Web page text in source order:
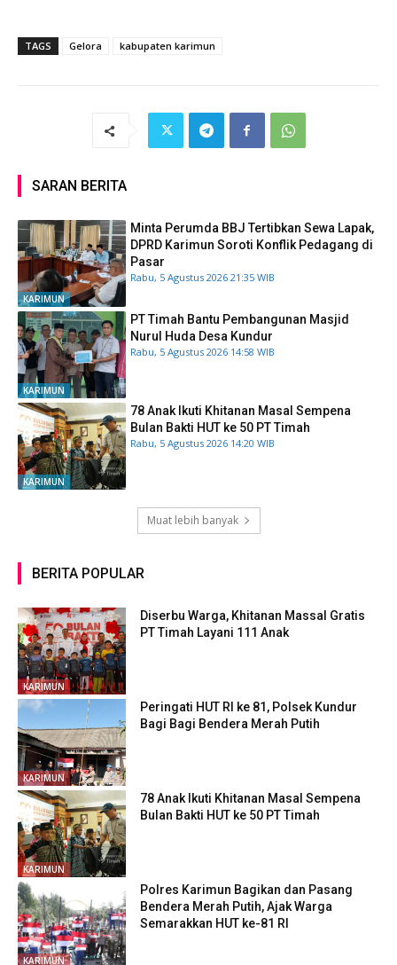
TAGS Gelora kabupaten karimun
SARAN BERITA
KARIMUN
Minta Perumda BBJ Tertibkan Sewa Lapak,
DPRD Karimun Soroti Konflik Pedagang di
Pasar
Rabu, 5 Agustus 2026 21:35 WIB
KARIMUN
PT Timah Bantu Pembangunan Masjid
Nurul Huda Desa Kundur
Rabu, 5 Agustus 2026 14:58 WIB
KARIMUN
78 Anak Ikuti Khitanan Masal Sempena
Bulan Bakti HUT ke 50 PT Timah
Rabu, 5 Agustus 2026 14:20 WIB
Muat lebih banyak
BERITA POPULAR
KARIMUN
Diserbu Warga, Khitanan Massal Gratis
PT Timah Layani 111 Anak
KARIMUN
Peringati HUT RI ke 81, Polsek Kundur
Bagi Bagi Bendera Merah Putih
KARIMUN
78 Anak Ikuti Khitanan Masal Sempena
Bulan Bakti HUT ke 50 PT Timah
KARIMUN
Polres Karimun Bagikan dan Pasang
Bendera Merah Putih, Ajak Warga
Semarakkan HUT ke-81 RI